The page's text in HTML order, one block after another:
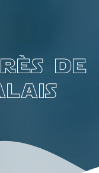
de